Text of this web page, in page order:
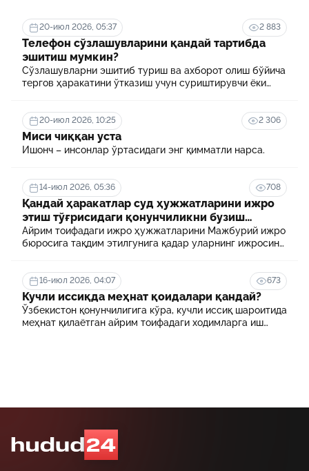
20-июл 2026, 05:37 2 883
Телефон сўзлашувларини қандай тартибда
эшитиш мумкин?
Сўзлашувларни эшитиб туриш ва ахборот олиш бўйича
тергов ҳаракатини ўтказиш учун суриштирувчи ёки
20-июл 2026, 10:25 2 306
Миси чиққан уста
Ишонч – инсонлар ўртасидаги энг қимматли нарса.
14-июл 2026, 05:36 708
Қандай ҳаракатлар суд ҳужжатларини ижро
этиш тўғрисидаги қонунчиликни бузиш
ҳисобланади? 5 муҳим факт
Айрим тоифадаги ижро ҳужжатларини Мажбурий ижро
бюросига тақдим этилгунига қадар уларнинг ижросини
16-июл 2026, 04:07 673
Кучли иссиқда меҳнат қоидалари қандай?
Ўзбекистон қонунчилигига кўра, кучли иссиқ шароитида
меҳнат қилаётган айрим тоифадаги ходимларга иш